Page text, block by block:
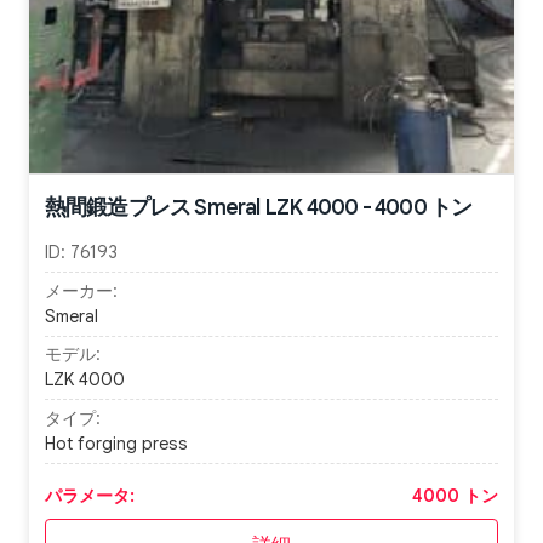
熱間鍛造プレス Smeral LZK 4000 - 4000 トン
ID: 76193
メーカー:
Smeral
モデル:
LZK 4000
タイプ:
Hot forging press
パラメータ: 4000 トン